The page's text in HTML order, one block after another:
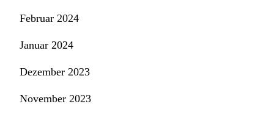
Februar 2024
Januar 2024
Dezember 2023
November 2023